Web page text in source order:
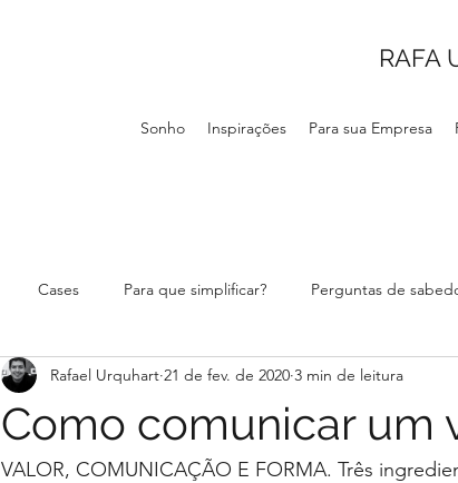
RAFA
Sonho Inspirações Para sua Empresa
Cases Para que simplificar? Perguntas de
Como comunicar um
Rafael Urquhart 21 de fev. de 2020 3 min de leitura
VALOR, COMUNICAÇÃO E FORMA. Três